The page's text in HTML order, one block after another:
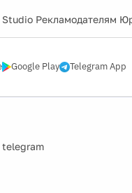
Studio Рекламодателям
Google Play Telegram App